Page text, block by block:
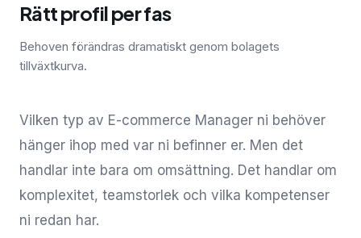
Rätt profil per fas
Behoven förändras dramatiskt genom bolagets
tillväxtkurva.
Vilken typ av E-commerce Manager ni behöver
hänger ihop med var ni befinner er. Men det
handlar inte bara om omsättning. Det handlar om
komplexitet, teamstorlek och vilka kompetenser
ni redan har.